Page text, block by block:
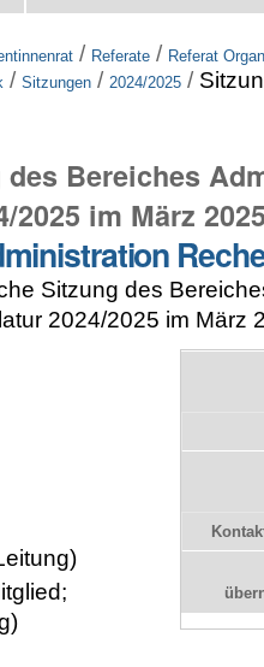
/ Referate / Referat
/ Sitzungen / 2024/2025 /
Bereiches
2025 im März
Sitzung des
2024/2025 im März